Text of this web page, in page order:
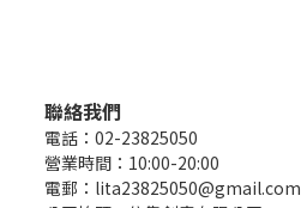
聯絡我們
電話：02-23825050
營業時間：10:00-20:00
電郵：lita23825050@gmail.com